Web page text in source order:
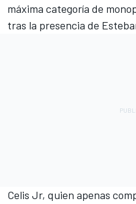
máxima categoría de
tras la presencia de
Celis Jr, quien apenas